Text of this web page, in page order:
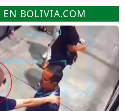
BOLIVIA.COM